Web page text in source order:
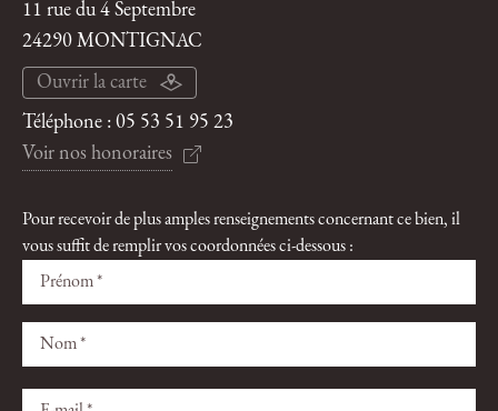
11 rue du 4 Septembre
24290 MONTIGNAC
Ouvrir la carte
Téléphone : 05 53 51 95 23
Voir nos honoraires
Pour recevoir de plus amples renseignements concernant ce bien, il
vous suffit de remplir vos coordonnées ci-dessous :
Veuillez